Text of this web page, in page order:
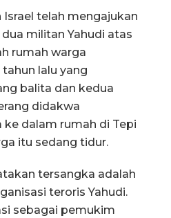
Israel telah mengajukan
militan Yahudi atas
rumah warga
lalu yang
balita dan kedua
didakwa
dalam rumah di Tepi
itu sedang tidur.
tersangka adalah
teroris Yahudi.
sebagai pemukim